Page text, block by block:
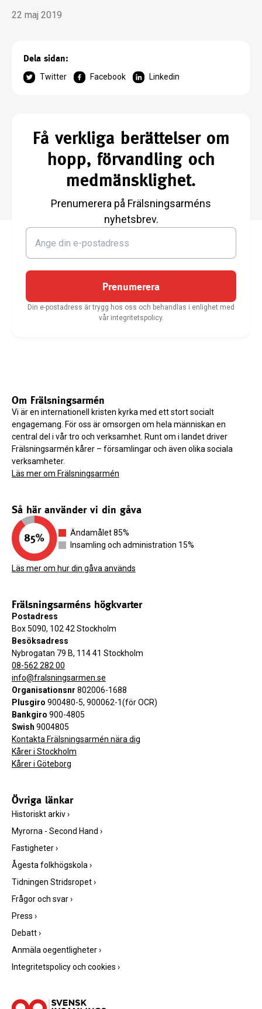
22 maj 2019
Dela sidan:
Twitter Facebook Linkedin
Få verkliga berättelser om
hopp, förvandling och
medmänsklighet.
Prenumerera på Frälsningsarméns
nyhetsbrev.
Prenumerera
Din e-postadress är trygg hos oss och behandlas i enlighet med
vår integritetspolicy.
Om Frälsningsarmén
Vi är en internationell kristen kyrka med ett stort socialt
engagemang. För oss är omsorgen om hela människan en
central del i vår tro och verksamhet. Runt om i landet driver
Frälsningsarmén kårer – församlingar och även olika sociala
verksamheter.
Läs mer om Frälsningsarmén
Så här använder vi din gåva
Ändamålet 85%
Insamling och administration 15%
Läs mer om hur din gåva används
Frälsningsarméns högkvarter
Postadress
Box 5090, 102 42 Stockholm
Besöksadress
Nybrogatan 79 B, 114 41 Stockholm
08-562 282 00
info@fralsningsarmen.se
Organisationsnr 802006-1688
Plusgiro 900480-5, 900062-1(för OCR)
Bankgiro 900-4805
Swish 9004805
Kontakta Frälsningsarmén nära dig
Kårer i Stockholm
Kårer i Göteborg
Övriga länkar
Historiskt arkiv›
Myrorna - Second Hand ›
Fastigheter›
Ågesta folkhögskola›
Tidningen Stridsropet›
Frågor och svar›
Press ›
Debatt›
Anmäla oegentligheter›
Integritetspolicy och cookies ›